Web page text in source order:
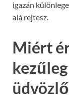
igazán
alá rejtesz.
Miért